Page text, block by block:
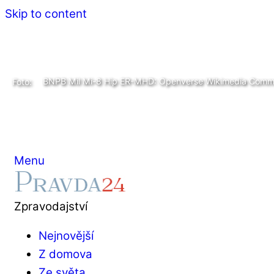
Skip to content
Menu
Zpravodajství
Nejnovější
Z domova
BNPB Mil Mi-8 Hip ER-MHD: Openverse Wikimedia
Foto: